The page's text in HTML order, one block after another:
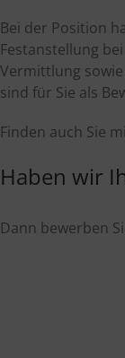
Bei der Position
Festanstellung
Vermittlung
sind für Sie als
Finden auch Sie
Haben wir
Dann bewerben